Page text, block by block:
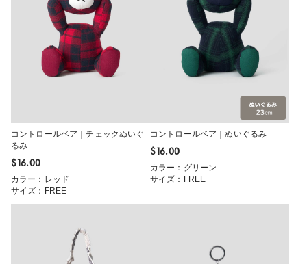
コントロールベア｜チェックぬいぐ
るみ
$‌16.00
カラー：レッド
サイズ：FREE
コントロールベア｜ぬいぐるみ
$‌16.00
カラー：グリーン
サイズ：FREE